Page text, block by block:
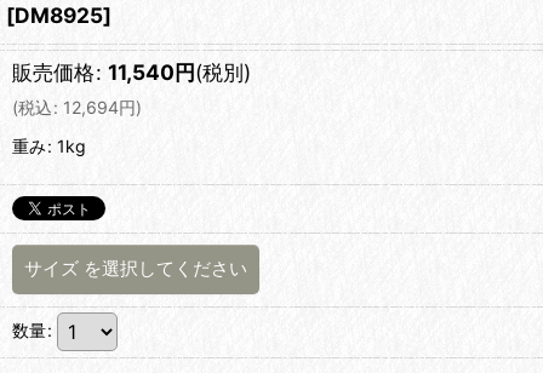
[DM8925]
販売価格: 11,540円(税別)
(税込: 12,694円)
重み: 1kg
サイズ を選択してください
数量: